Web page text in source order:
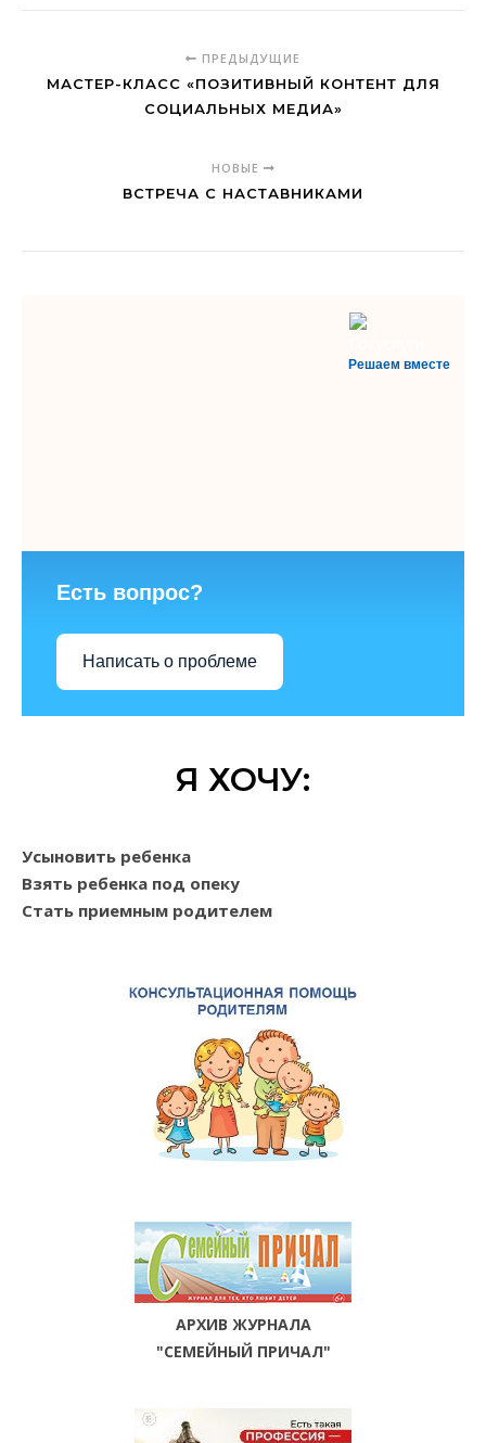
ПРЕДЫДУЩИЕ
МАСТЕР-КЛАСС «ПОЗИТИВНЫЙ КОНТЕНТ ДЛЯ
СОЦИАЛЬНЫХ МЕДИА»
НОВЫЕ
ВСТРЕЧА С НАСТАВНИКАМИ
Решаем вместе
Есть вопрос?
Написать о проблеме
Я ХОЧУ:
Усыновить ребенка
Взять ребенка под опеку
Стать приемным родителем
АРХИВ ЖУРНАЛА
"СЕМЕЙНЫЙ ПРИЧАЛ"